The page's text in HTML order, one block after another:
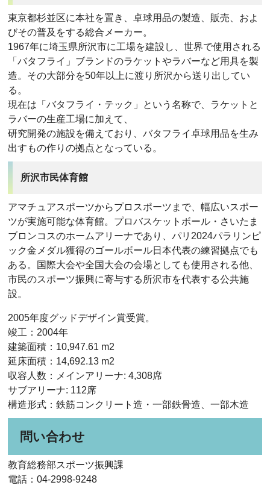
東京都杉並区に本社を置き、卓球用品の製造、販売、およ
びその普及をする総合メーカー。
1967年に埼玉県所沢市に工場を建設し、世界で使用される
「バタフライ」ブランドのラケットやラバーなど用具を製
造。その大部分を50年以上に渡り所沢から送り出してい
る。
現在は「バタフライ・テック」という名称で、ラケットと
ラバーの生産工場に加えて、
研究開発の施設を備えており、バタフライ卓球用品を生み
出すもの作りの拠点となっている。
所沢市民体育館
アマチュアスポーツからプロスポーツまで、幅広いスポー
ツが実施可能な体育館。プロバスケットボール・さいたま
ブロンコスのホームアリーナであり、パリ2024パラリンピ
ック金メダル獲得のゴールボール日本代表の練習拠点でも
ある。国際大会や全国大会の会場としても使用される他、
市民のスポーツ振興に寄与する所沢市を代表する公共施
設。
2005年度グッドデザイン賞受賞。
竣工：2004年
建築面積：10,947.61 m2
延床面積：14,692.13 m2
収容人数：メインアリーナ: 4,308席
サブアリーナ: 112席
構造形式：鉄筋コンクリート造・一部鉄骨造、一部木造
問い合わせ
教育総務部スポーツ振興課
電話：04-2998-9248